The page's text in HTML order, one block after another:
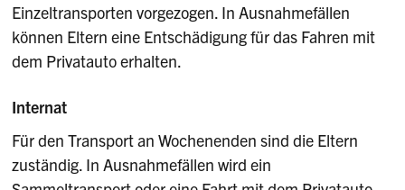
Einzeltransporten vorgezogen. In Ausnahmefällen
können Eltern eine Entschädigung für das Fahren mit
dem Privatauto erhalten.
Internat
Für den Transport an Wochenenden sind die Eltern
zuständig. In Ausnahmefällen wird ein